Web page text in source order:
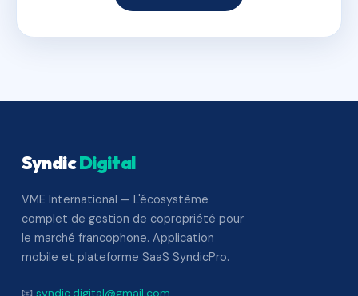
SyndicDigital
VME International — L'écosystème
complet de gestion de copropriété pour
le marché francophone. Application
mobile et plateforme SaaS SyndicPro.
📧 syndic.digital@gmail.com